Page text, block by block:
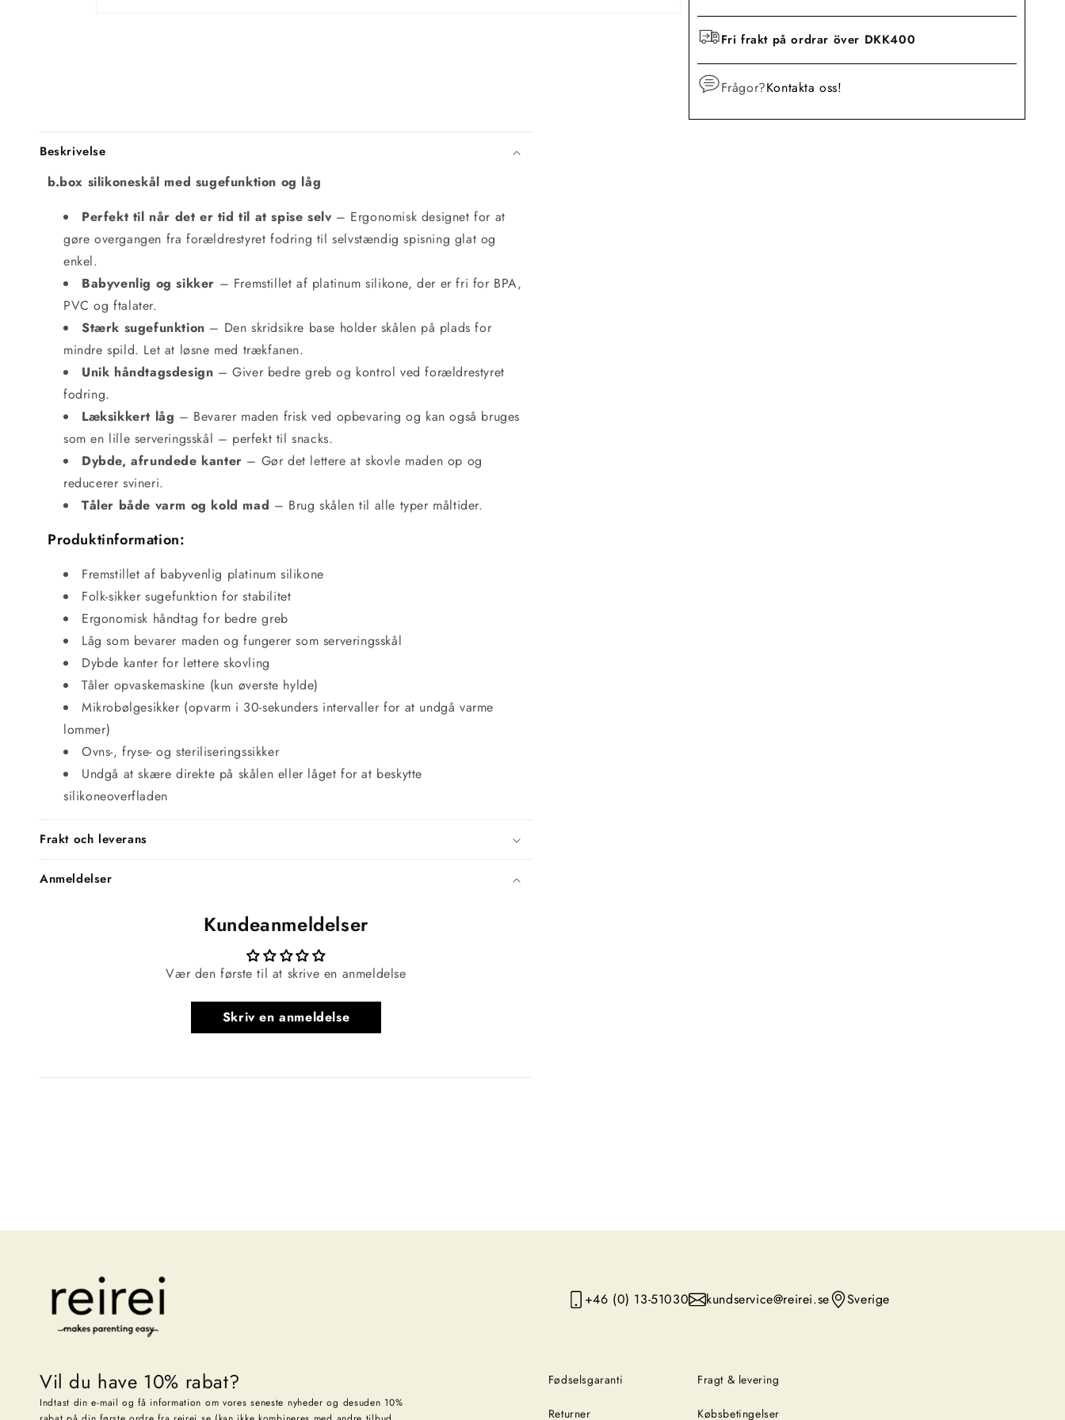
Fri frakt på ordrar över DKK400
Frågor?Kontakta oss!
Beskrivelse
b.box silikoneskål med sugefunktion og låg
Perfekt til når det er tid til at spise selv– Ergonomisk designet for at
gøre overgangen fra forældrestyret fodring til selvstændig spisning glat og
enkel.
Babyvenlig og sikker – Fremstillet af platinum silikone, der er fri for BPA,
PVC og ftalater.
Stærk sugefunktion – Den skridsikre base holder skålen på plads for
mindre spild. Let at løsne med trækfanen.
Unik håndtagsdesign – Giver bedre greb og kontrol ved forældrestyret
fodring.
Læksikkert låg – Bevarer maden frisk ved opbevaring og kan også bruges
som en lille serveringsskål – perfekt til snacks.
Dybde, afrundede kanter – Gør det lettere at skovle maden op og
reducerer svineri.
Tåler både varm og kold mad – Brug skålen til alle typer måltider.
Produktinformation:
Fremstillet af babyvenlig platinum silikone
Folk-sikker sugefunktion for stabilitet
Ergonomisk håndtag for bedre greb
Låg som bevarer maden og fungerer som serveringsskål
Dybde kanter for lettere skovling
Tåler opvaskemaskine (kun øverste hylde)
Mikrobølgesikker (opvarm i 30-sekunders intervaller for at undgå varme
lommer)
Ovns-, fryse- og steriliseringssikker
Undgå at skære direkte på skålen eller låget for at beskytte
silikoneoverfladen
Frakt och leverans
Anmeldelser
Kundeanmeldelser
Vær den første til at skrive en anmeldelse
Skriv en anmeldelse
+46 (0) 13-51030 kundservice@reirei.se Sverige
Fødselsgaranti Fragt & levering
Returner Købsbetingelser
Vil du have 10% rabat?
Indtast din e-mail og få information om vores seneste nyheder og desuden 10%